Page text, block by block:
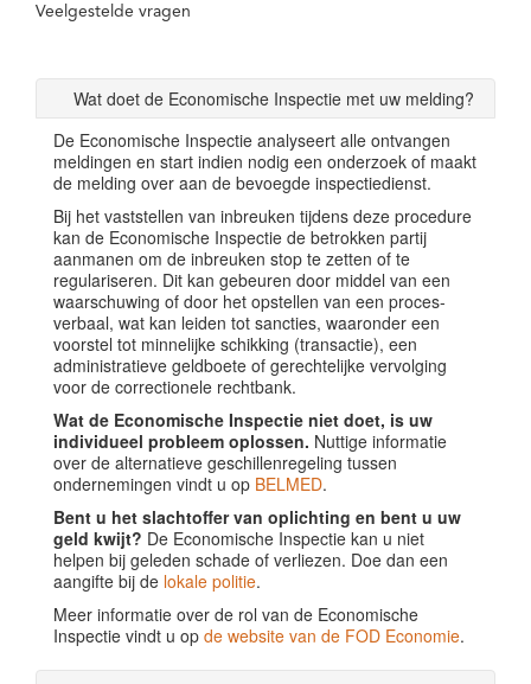
Veelgestelde vragen
Wat doet de Economische Inspectie met uw melding?
De Economische Inspectie analyseert alle ontvangen
meldingen en start indien nodig een onderzoek of maakt
de melding over aan de bevoegde inspectiedienst.
Bij het vaststellen van inbreuken tijdens deze procedure
kan de Economische Inspectie de betrokken partij
aanmanen om de inbreuken stop te zetten of te
regulariseren. Dit kan gebeuren door middel van een
waarschuwing of door het opstellen van een proces-
verbaal, wat kan leiden tot sancties, waaronder een
voorstel tot minnelijke schikking (transactie), een
administratieve geldboete of gerechtelijke vervolging
voor de correctionele rechtbank.
Wat de Economische Inspectie niet doet, is uw
individueel probleem oplossen. Nuttige informatie
over de alternatieve geschillenregeling tussen
ondernemingen vindt u op BELMED.
Bent u het slachtoffer van oplichting en bent u uw
geld kwijt? De Economische Inspectie kan u niet
helpen bij geleden schade of verliezen. Doe dan een
aangifte bij de lokale politie.
Meer informatie over de rol van de Economische
Inspectie vindt u op de website van de FOD Economie.